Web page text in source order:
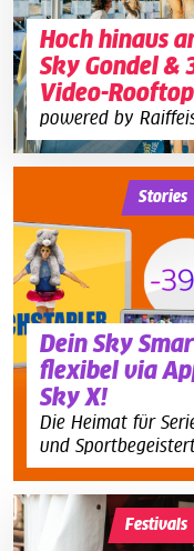
Hoch hinaus
Sky Gondel &
Video-
powered by
Dein Sky
flexibel via
Sky X!
Die Heimat für
und
Stories
Festivals